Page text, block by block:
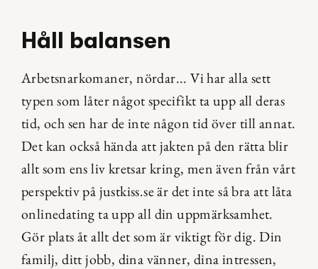
Håll balansen
Arbetsnarkomaner, nördar... Vi har alla sett
typen som låter något specifikt ta upp all deras
tid, och sen har de inte någon tid över till annat.
Det kan också hända att jakten på den rätta blir
allt som ens liv kretsar kring, men även från vårt
perspektiv på justkiss.se är det inte så bra att låta
onlinedating ta upp all din uppmärksamhet.
Gör plats åt allt det som är viktigt för dig. Din
familj, ditt jobb, dina vänner, dina intressen,